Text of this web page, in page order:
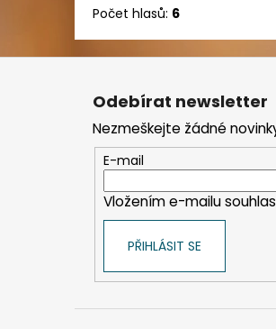
Počet hlasů: 6
Z
Odebírat newsletter
Nezmeškejte žádné
E-mail
Vložením e-mailu
PŘIHLÁSIT SE